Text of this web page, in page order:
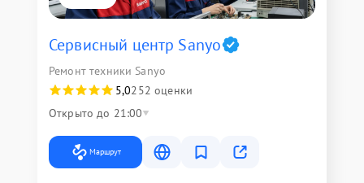
Сервисный центр Sanyo
Ремонт техники Sanyo
5,0252 оценки
Открыто до 21:00
Маршрут